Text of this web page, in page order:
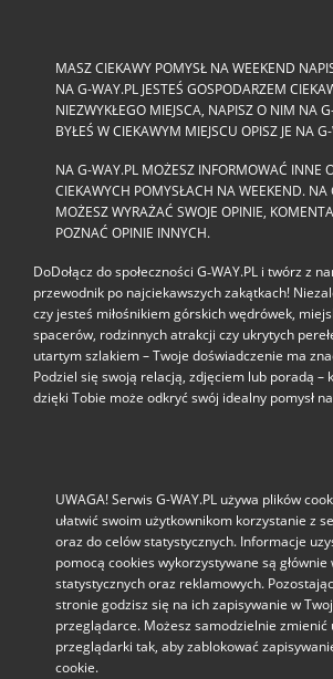
MASZ CIEKAWY POMYSŁ NA WEEKEND
NA G-WAY.PL JESTEŚ GOSPODARZEM
NIEZWYKŁEGO MIEJSCA, NAPISZ O NIM NA
BYŁEŚ W CIEKAWYM MIEJSCU OPISZ JE NA
NA G-WAY.PL MOŻESZ INFORMOWAĆ INNE
CIEKAWYCH POMYSŁACH NA WEEKEND. NA
MOŻESZ WYRAŻAĆ SWOJE OPINIE,
POZNAĆ OPINIE INNYCH.
DoDołącz do społeczności G‑WAY.PL i twórz z
przewodnik po najciekawszych zakątkach!
czy jesteś miłośnikiem górskich wędrówek,
spacerów, rodzinnych atrakcji czy ukrytych
utartym szlakiem – Twoje doświadczenie ma
Podziel się swoją relacją, zdjęciem lub poradą –
dzięki Tobie może odkryć swój idealny pomysł
UWAGA! Serwis G-WAY.PL używa plików
ułatwić swoim użytkownikom korzystanie z
oraz do celów statystycznych. Informacje
pomocą cookies wykorzystywane są głównie
statystycznych oraz reklamowych.
stronie godzisz się na ich zapisywanie w
przeglądarce. Możesz samodzielnie zmienić
przeglądarki tak, aby zablokować
cookie.